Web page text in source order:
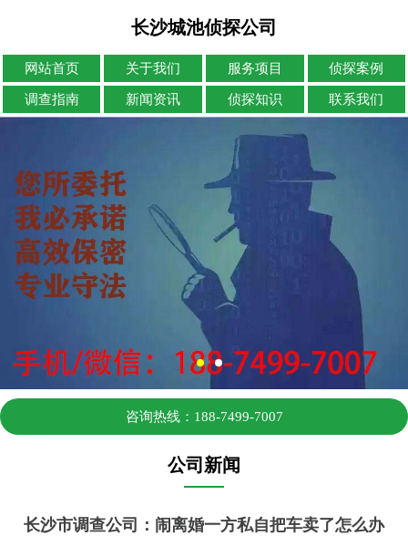
长沙城池侦探公司
网站首页 关于我们 服务项目 侦探案例
调查指南 新闻资讯 侦探知识 联系我们
咨询热线：188-7499-7007
公司新闻
长沙市调查公司：闹离婚一方私自把车卖了怎么办